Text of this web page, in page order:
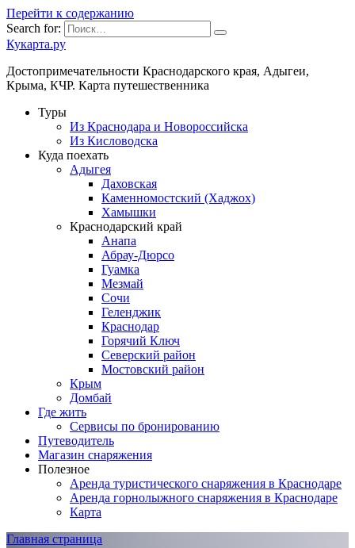
Перейти к содержанию
Search for:
Кукарта.ру
Достопримечательности Краснодарского края, Адыгеи,
Крыма, КЧР. Карта путешественника
Туры
Из Краснодара и Новороссийска
Из Кисловодска
Куда поехать
Адыгея
Даховская
Каменномостский (Хаджох)
Хамышки
Краснодарский край
Анапа
Абрау-Дюрсо
Гуамка
Мезмай
Сочи
Геленджик
Краснодар
Горячий Ключ
Северский район
Мостовский район
Крым
Домбай
Где жить
Сервисы по бронированию
Путеводитель
Магазин снаряжения
Полезное
Аренда туристического снаряжения в Краснодаре
Аренда горнолыжного снаряжения в Краснодаре
Карта
Главная страница